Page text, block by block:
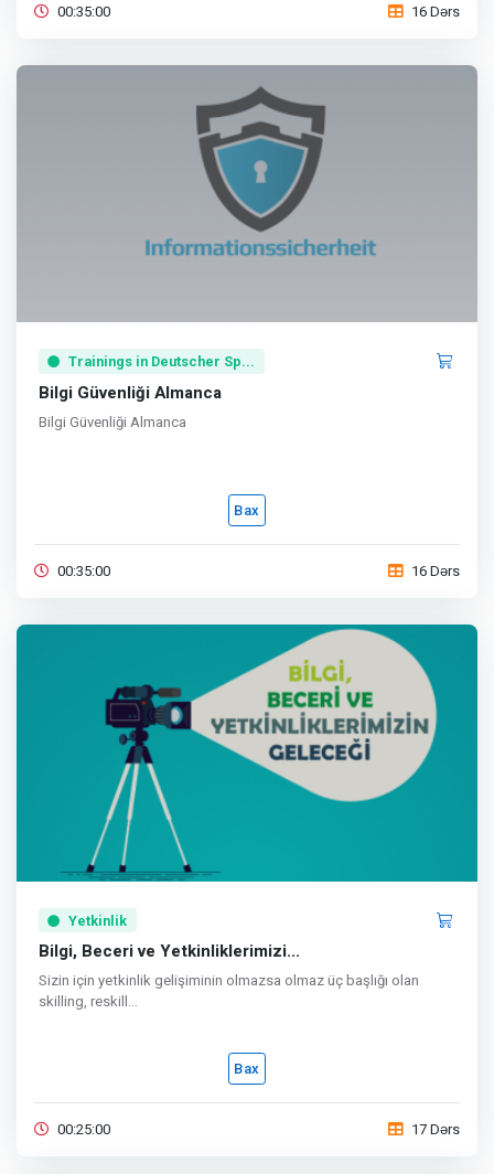
00:35:00 16 Dərs
Trainings in Deutscher Sp...
Bilgi Güvenliği Almanca
Bilgi Güvenliği Almanca
Bax
00:35:00 16 Dərs
Yetkinlik
Bilgi, Beceri ve Yetkinliklerimizi...
Sizin için yetkinlik gelişiminin olmazsa olmaz üç başlığı olan
skilling, reskill...
Bax
00:25:00 17 Dərs